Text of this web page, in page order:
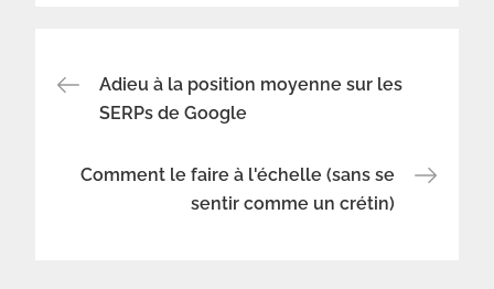
Navigation
de
l’article
Adieu à la position moyenne sur les
SERPs de Google
Comment le faire à l'échelle (sans se
sentir comme un crétin)